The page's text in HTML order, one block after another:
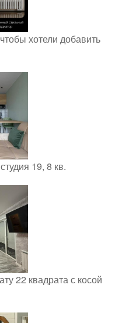
хотели добавить
19, 8 кв.
22 квадрата с косой